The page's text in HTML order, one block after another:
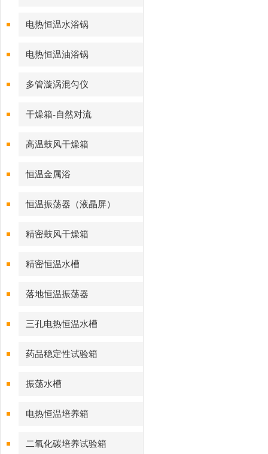
电热恒温水浴锅
电热恒温油浴锅
多管漩涡混匀仪
干燥箱-自然对流
高温鼓风干燥箱
恒温金属浴
恒温振荡器（液晶屏）
精密鼓风干燥箱
精密恒温水槽
落地恒温振荡器
三孔电热恒温水槽
药品稳定性试验箱
振荡水槽
电热恒温培养箱
二氧化碳培养试验箱